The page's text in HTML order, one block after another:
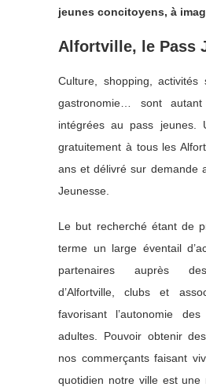
jeunes concitoyens, à
Alfortville, le Pass
Culture, shopping, activités
gastronomie… sont
intégrées au pass jeunes.
gratuitement à tous les
ans et délivré sur demande
Jeunesse.
Le but recherché étant de
terme un large éventail
partenaires auprès
d’Alfortville, clubs et
favorisant l’autonomie
adultes. Pouvoir obtenir
nos commerçants faisant
quotidien notre ville est une